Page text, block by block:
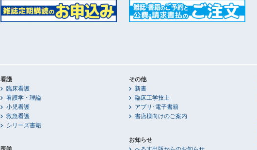
看護
臨床看護
看護学・理論
小児看護
救急看護
シリーズ書籍
その他
新書
臨床工学技士
アプリ･電子書籍
書店様向けのご案内
お知らせ